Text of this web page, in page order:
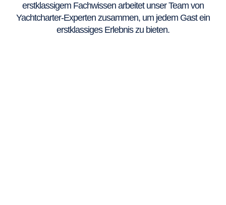
erstklassigem Fachwissen arbeitet unser Team von
Yachtcharter-Experten zusammen, um jedem Gast ein
erstklassiges Erlebnis zu bieten.